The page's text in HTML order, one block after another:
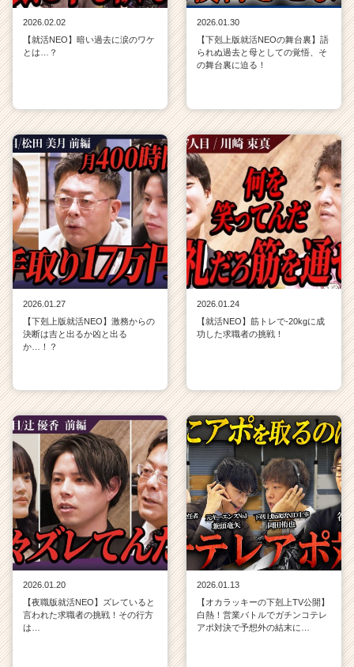
2026.02.02
【就活NEO】暗い過去に涙のワケ
とは…？
2026.01.30
【下剋上版就活NEOの舞台裏】語
られぬ過去と母としての覚悟、そ
の舞台裏に迫る！
2026.01.27
【下剋上版就活NEO】激務からの
決断は吉と出るか凶と出る
か…！？
2026.01.24
【就活NEO】筋トレで-20kgに成
功した求職者の挑戦！
2026.01.20
【夜職版就活NEO】ズレていると
言われた求職者の挑戦！その行方
は…
2026.01.13
【オカラッキーの下剋上TV公開】
白熱！営業バトルでガチンコテレ
アポ対決で予想外の結末に…